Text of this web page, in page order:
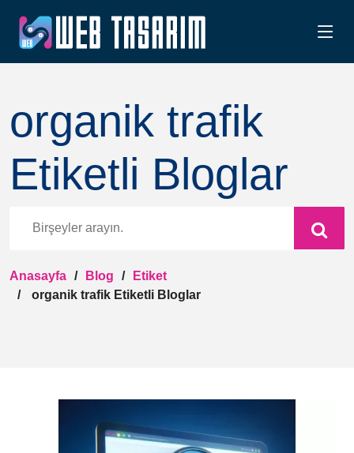
organik trafik
Etiketli Bloglar
Anasayfa Blog
Etiket
organik trafik Etiketli Bloglar